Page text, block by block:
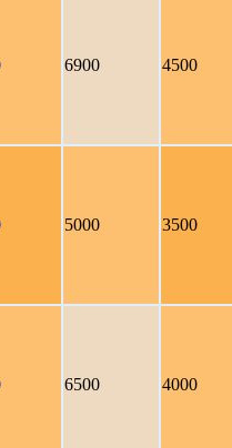
6900 4500
5000 3500
6500 4000